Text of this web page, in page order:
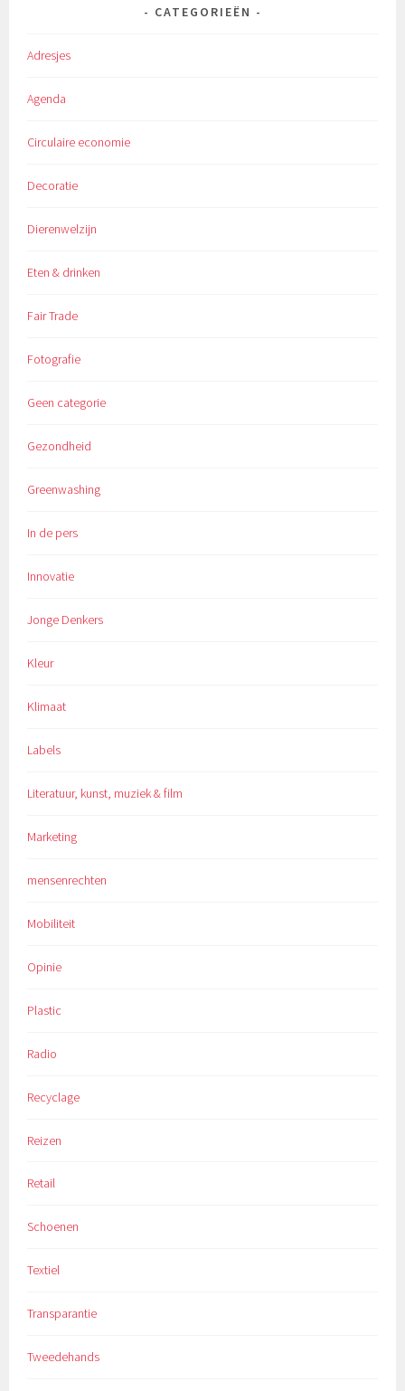
CATEGORIEËN
Adresjes
Agenda
Circulaire economie
Decoratie
Dierenwelzijn
Eten & drinken
Fair Trade
Fotografie
Geen categorie
Gezondheid
Greenwashing
In de pers
Innovatie
Jonge Denkers
Kleur
Klimaat
Labels
Literatuur, kunst, muziek & film
Marketing
mensenrechten
Mobiliteit
Opinie
Plastic
Radio
Recyclage
Reizen
Retail
Schoenen
Textiel
Transparantie
Tweedehands